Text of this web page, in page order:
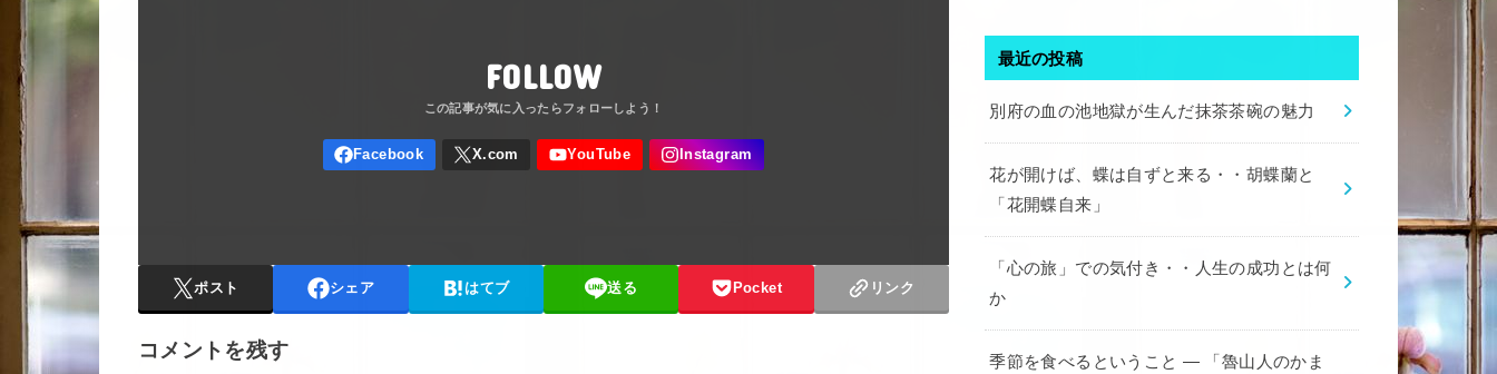
FOLLOW
ポスト シェア はてブ 送る Pocket リンク
コメントを残す
最近の投稿
別府の血の池地獄が生んだ抹茶茶碗の魅力
花が開けば、蝶は自ずと来る・・胡蝶蘭と
「花開蝶自来」
「心の旅」での気付き・・人生の成功とは何
か
季節を食べるということ ― 「魯山人のかま